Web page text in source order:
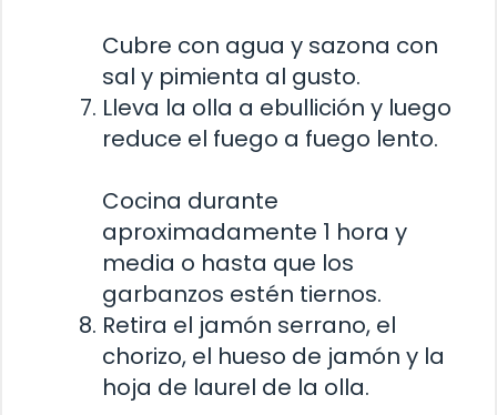
Cubre con agua y sazona con
sal y pimienta al gusto.
Lleva la olla a ebullición y luego
reduce el fuego a fuego lento.
Cocina durante
aproximadamente 1 hora y
media o hasta que los
garbanzos estén tiernos.
Retira el jamón serrano, el
chorizo, el hueso de jamón y la
hoja de laurel de la olla.